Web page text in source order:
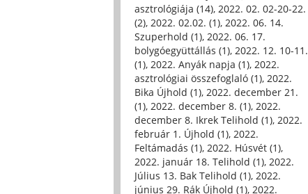
asztrológiája (14), 2022. 02. 02-20-22.
(2), 2022. 02.02. (1), 2022. 06. 14.
Szuperhold (1), 2022. 06. 17.
bolygóegyüttállás (1), 2022. 12. 10-11.
(1), 2022. Anyák napja (1), 2022.
asztrológiai összefoglaló (1), 2022.
Bika Újhold (1), 2022. december 21.
(1), 2022. december 8. (1), 2022.
december 8. Ikrek Telihold (1), 2022.
február 1. Újhold (1), 2022.
Feltámadás (1), 2022. Húsvét (1),
2022. január 18. Telihold (1), 2022.
Július 13. Bak Telihold (1), 2022.
június 29. Rák Újhold (1), 2022.